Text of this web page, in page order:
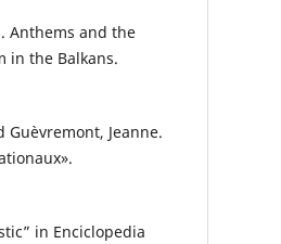
Anthems and the
in the Balkans.
Jeanne.
in Enciclopedia